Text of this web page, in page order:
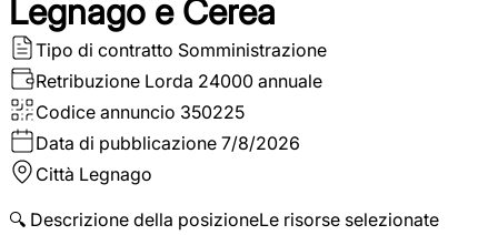
Legnago e Cerea
Tipo di contratto Somministrazione
Retribuzione Lorda 24000 annuale
Codice annuncio 350225
Data di pubblicazione 7/8/2026
Città Legnago
🔍 Descrizione della posizioneLe risorse selezionate